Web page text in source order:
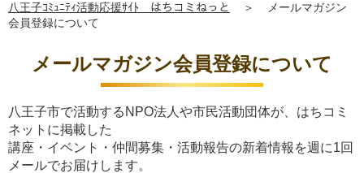
八王子ｺﾐｭﾆﾃｨ活動応援ｻｲﾄ はちコミねっと ＞
メールマガジン
会員登録について
メールマガジン会員登録について
八王子市で活動するNPO法人や市民活動団体が、はちコミ
ネットに掲載した
講座・イベント・仲間募集・活動報告の新着情報を週に1回
メールでお届けします。